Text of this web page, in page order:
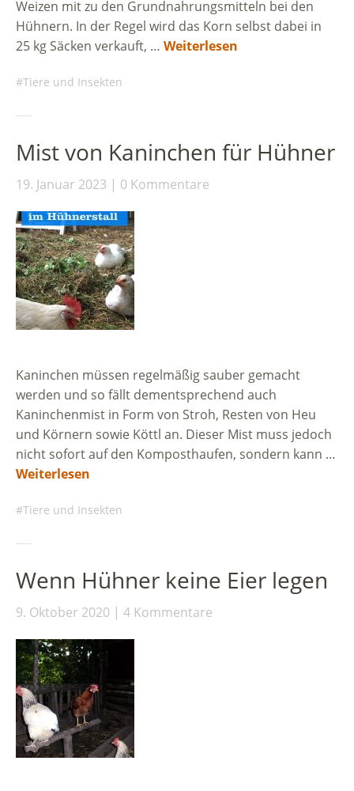
Weizen mit zu den Grundnahrungsmitteln bei den
Hühnern. In der Regel wird das Korn selbst dabei in
25 kg Säcken verkauft, … Weiterlesen
Tiere und Insekten
Mist von Kaninchen für Hühner
19. Januar 2023 0 Kommentare
Kaninchen müssen regelmäßig sauber gemacht
werden und so fällt dementsprechend auch
Kaninchenmist in Form von Stroh, Resten von Heu
und Körnern sowie Köttl an. Dieser Mist muss jedoch
nicht sofort auf den Komposthaufen, sondern kann …
Weiterlesen
Tiere und Insekten
Wenn Hühner keine Eier legen
9. Oktober 2020 4 Kommentare